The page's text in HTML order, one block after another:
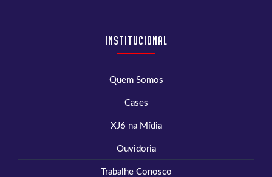
Institucional
Quem Somos
Cases
XJ6 na Mídia
Ouvidoria
Trabalhe Conosco